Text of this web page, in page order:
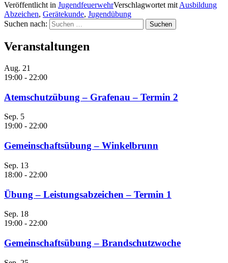
Veröffentlicht in JugendfeuerwehrVerschlagwortet mit Ausbildung
Abzeichen, Gerätekunde, Jugendübung
Suchen nach:
Veranstaltungen
Aug. 21
19:00 - 22:00
Atemschutzübung – Grafenau – Termin 2
Sep. 5
19:00 - 22:00
Gemeinschaftsübung – Winkelbrunn
Sep. 13
18:00 - 22:00
Übung – Leistungsabzeichen – Termin 1
Sep. 18
19:00 - 22:00
Gemeinschaftsübung – Brandschutzwoche